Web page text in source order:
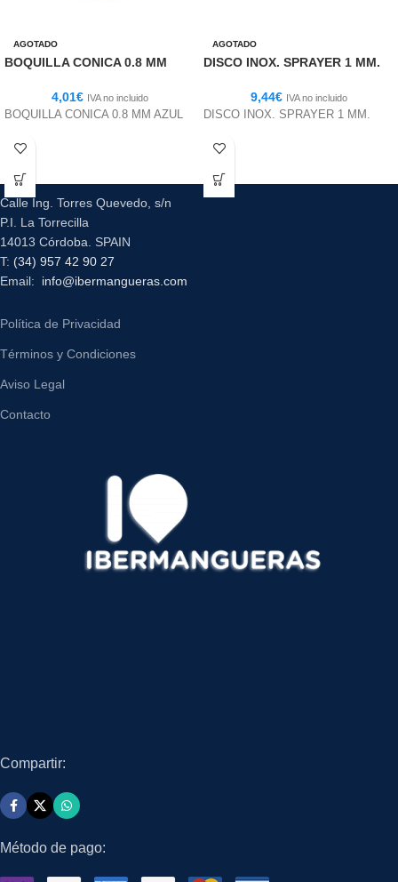
AGOTADO
BOQUILLA CONICA 0.8 MM
4,01€ IVA no incluido
BOQUILLA CONICA 0.8 MM AZUL
AGOTADO
DISCO INOX. SPRAYER 1 MM.
9,44€ IVA no incluido
DISCO INOX. SPRAYER 1 MM.
Calle Ing. Torres Quevedo, s/n
P.I. La Torrecilla
14013 Córdoba. SPAIN
T: (34) 957 42 90 27
Email: info@ibermangueras.com
Política de Privacidad
Términos y Condiciones
Aviso Legal
Contacto
Compartir:
Método de pago: